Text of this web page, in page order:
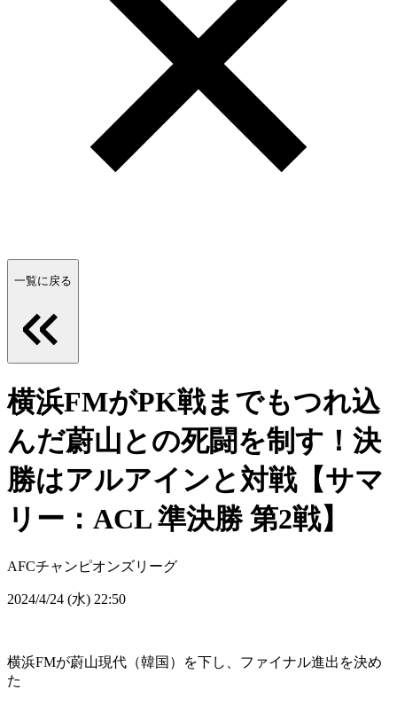
一覧に戻る
横浜FMがPK戦までもつれ込
んだ蔚山との死闘を制す！決
勝はアルアインと対戦【サマ
リー：ACL 準決勝 第2戦】
AFCチャンピオンズリーグ
2024/4/24 (水) 22:50
横浜FMが蔚山現代（韓国）を下し、ファイナル進出を決め
た